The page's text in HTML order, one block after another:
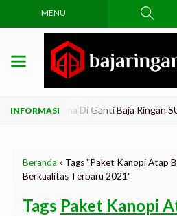
MENU
Atap Lama Di Ganti Baja Ringan
Beranda » Tags "Paket Kanopi Atap
Berkualitas Terbaru 2021"
Tags Paket Kanopi